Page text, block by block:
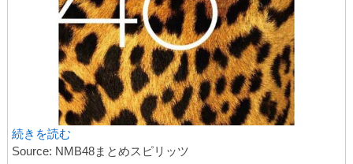
続きを読む
Source: NMB48まとめスピリッツ